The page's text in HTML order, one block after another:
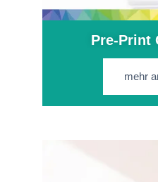
Pre-Print
mehr